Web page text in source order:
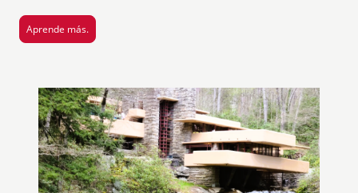
Aprende más.